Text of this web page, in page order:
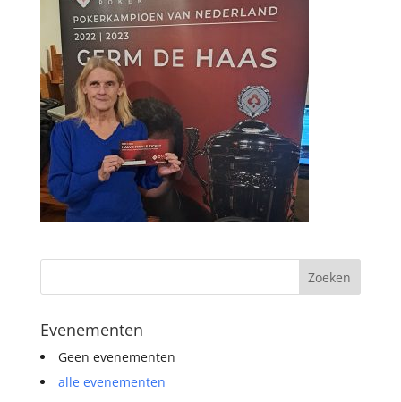
Evenementen
Geen evenementen
alle evenementen